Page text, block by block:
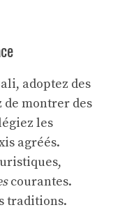
adoptez des
de montrer des
les
agréés.
courantes.
traditions.